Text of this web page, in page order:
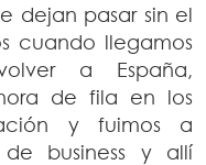
dejan pasar sin el
cuando llegamos
a España,
de fila en los
y fuimos a
business y allí